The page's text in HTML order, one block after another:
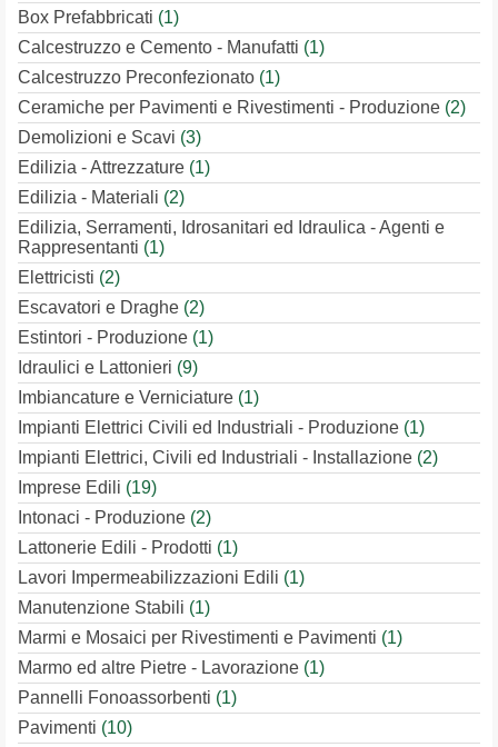
Box Prefabbricati (1)
Calcestruzzo e Cemento - Manufatti (1)
Calcestruzzo Preconfezionato (1)
Ceramiche per Pavimenti e Rivestimenti - Produzione (2)
Demolizioni e Scavi (3)
Edilizia - Attrezzature (1)
Edilizia - Materiali (2)
Edilizia, Serramenti, Idrosanitari ed Idraulica - Agenti e
Rappresentanti (1)
Elettricisti (2)
Escavatori e Draghe (2)
Estintori - Produzione (1)
Idraulici e Lattonieri (9)
Imbiancature e Verniciature (1)
Impianti Elettrici Civili ed Industriali - Produzione (1)
Impianti Elettrici, Civili ed Industriali - Installazione (2)
Imprese Edili (19)
Intonaci - Produzione (2)
Lattonerie Edili - Prodotti (1)
Lavori Impermeabilizzazioni Edili (1)
Manutenzione Stabili (1)
Marmi e Mosaici per Rivestimenti e Pavimenti (1)
Marmo ed altre Pietre - Lavorazione (1)
Pannelli Fonoassorbenti (1)
Pavimenti (10)